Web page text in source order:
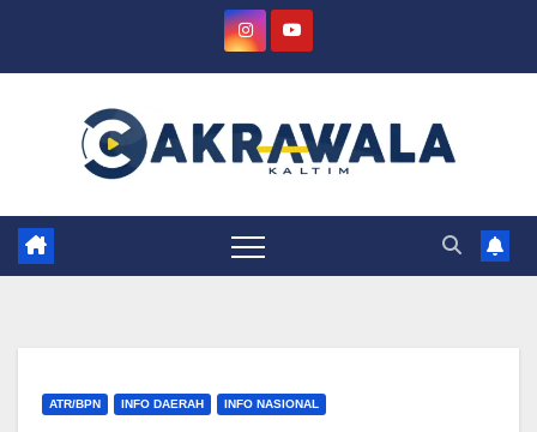
ATR/BPN INFO DAERAH INFO NASIONAL